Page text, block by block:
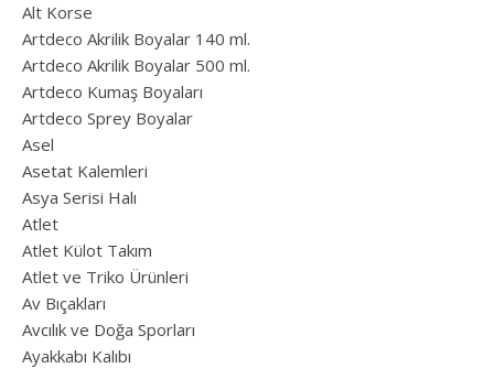
Alt Korse
Artdeco Akrilik Boyalar 140 ml.
Artdeco Akrilik Boyalar 500 ml.
Artdeco Kumaş Boyaları
Artdeco Sprey Boyalar
Asel
Asetat Kalemleri
Asya Serisi Halı
Atlet
Atlet Külot Takım
Atlet ve Triko Ürünleri
Av Bıçakları
Avcılık ve Doğa Sporları
Ayakkabı Kalıbı